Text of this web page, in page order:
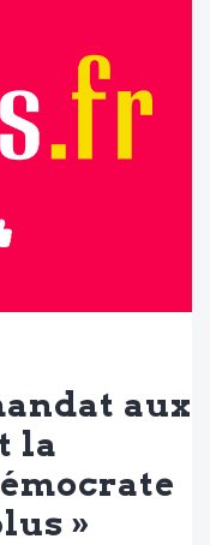
aux
la
»